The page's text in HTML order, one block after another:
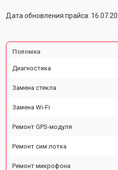
Дата обновления прайса:
Поломка
Диагностика
Замена стекла
Замена Wi-Fi
Ремонт GPS-модуля
Ремонт сим лотка
Ремонт микрофона